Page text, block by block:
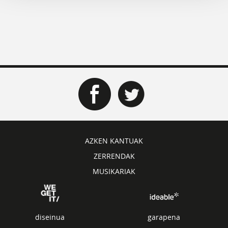
AZKEN KANTUAK
ZERRENDAK
MUSIKARIAK
diseinua garapena